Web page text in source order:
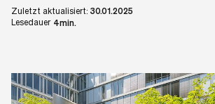
Zuletzt aktualisiert: 30.01.2025
Lesedauer 4min.